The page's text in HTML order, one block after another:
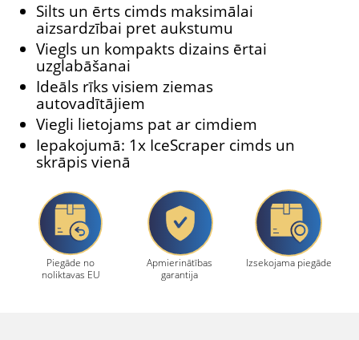
Silts un ērts cimds maksimālai
aizsardzībai pret aukstumu
Viegls un kompakts dizains ērtai
uzglabāšanai
Ideāls rīks visiem ziemas
autovadītājiem
Viegli lietojams pat ar cimdiem
Iepakojumā: 1x IceScraper cimds un
skrāpis vienā
Piegāde no
noliktavas EU
Apmierinātības
garantija
Izsekojama piegāde